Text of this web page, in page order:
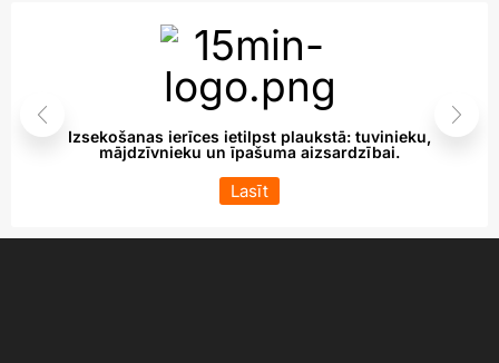
Izsekošanas ierīces ietilpst plaukstā: tuvinieku,
mājdzīvnieku un īpašuma aizsardzībai.
Lasīt